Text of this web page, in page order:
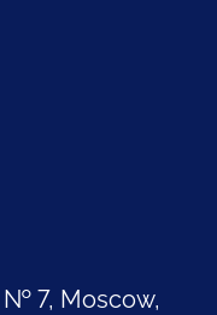
7, Moscow,